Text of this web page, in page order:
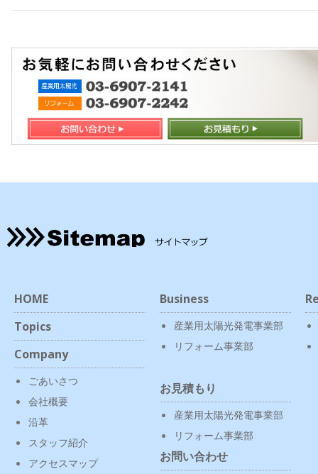
HOME
Topics
Company
ごあいさつ
会社概要
沿革
スタッフ紹介
アクセスマップ
Business
産業用太陽光発電事業部
リフォーム事業部
お見積もり
産業用太陽光発電事業部
リフォーム事業部
お問い合わせ